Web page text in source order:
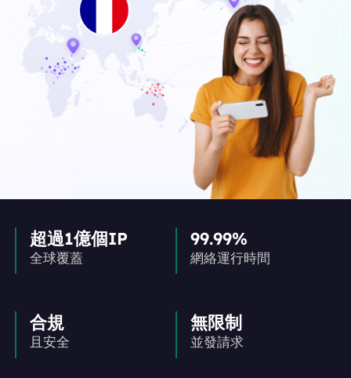
超過1億個IP
全球覆蓋
99.99%
網絡運行時間
合規
且安全
無限制
並發請求